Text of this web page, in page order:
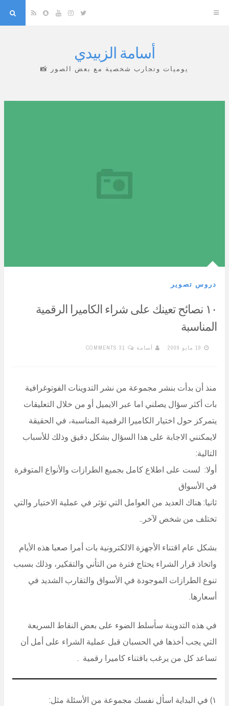
Twitter
Instagram
YouTube
Snapchat
RSS
أسامة الزبيدي
يوميات وتجارب شخصية مع بعض الصور 📸
دروس تصوير
١٠ نصائح تعينك على شراء الكاميرا الرقمية
المناسبة
19 مايو 2009 أسامة 31 COMMENTS
منذ أن بدأت بنشر مجموعة من نشر التدوينات الفوتوغرافية
بات أكثر سؤال يصلني اما عبر الايميل أو من خلال التعليقات
يتمركز حول اختيار الكاميرا الرقمية المناسبة، في الحقيقة
لايمكنني الاجابة على هذا السؤال بشكل دقيق وذلك للأسباب
التالية:
أولا: لست على اطلاع كامل بجميع الطرازات والأنواع المتوفرة
في الأسواق
ثانيا: هناك العديد من العوامل التي تؤثر في عملية الاختيار والتي
تختلف من شخص لآخر..
بشكل عام اقتناء الأجهزة الالكترونية بات أمرا صعبا هذه الأيام
واتخاذ قرار الشراء يحتاج فترة من التأني والتقكير، وذلك بسبب
تنوع الطرازات الموجودة في الأسواق والتقارب الشديد في
أسعارها.
في هذه التدوينة سأسلط الضوء على بعض النقاط السريعة
التي يجب أخذها في الحسبان قبل عملية الشراء على أمل أن
تساعد كل من يرغب باقتناء كاميرا رقمية .
١) في البداية اسأل نفسك مجموعة من الأسئلة مثل: